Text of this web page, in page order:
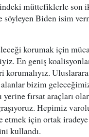
müttefiklerle son
Biden isim
korumak için
En geniş
korumalıyız.
alanlar bizim
fırsat araçları
Hepimiz
etmek için ortak
kullandı.